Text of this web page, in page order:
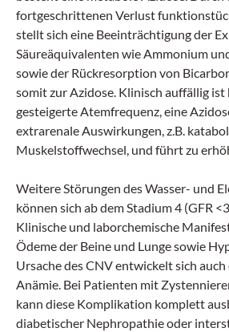
fortgeschrittenen Verlust
stellt sich eine Beeinträchtigung der
Säureäquivalenten wie Ammonium
sowie der Rückresorption von
somit zur Azidose. Klinisch auffällig ist
gesteigerte Atemfrequenz, eine
extrarenale Auswirkungen, z.B.
Muskelstoffwechsel, und führt zu
Weitere Störungen des Wasser- und
können sich ab dem Stadium 4 (GFR
Klinische und laborchemische
Ödeme der Beine und Lunge sowie
Ursache des CNV entwickelt sich
Anämie. Bei Patienten mit
kann diese Komplikation komplett
diabetischer Nephropathie oder